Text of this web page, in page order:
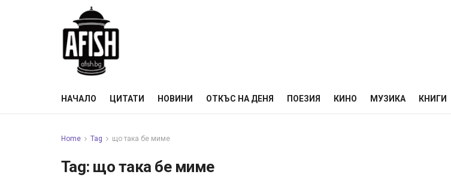
НАЧАЛО ЦИТАТИ НОВИНИ ОТКЪС НА ДЕНЯ ПОЕЗИЯ КИНО МУЗИКА КНИГИ
Home Tag що така бе миме
Tag: що така бе миме